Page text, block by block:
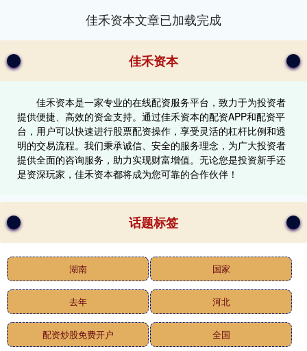
佳禾资本文章已加载完成
佳禾资本
佳禾资本是一家专业的在线配资服务平台，致力于为投资者
提供便捷、高效的资金支持。通过佳禾资本的配资APP和配资平
台，用户可以快速进行股票配资操作，享受灵活的杠杆比例和透
明的交易流程。我们秉承诚信、安全的服务理念，为广大投资者
提供全面的咨询服务，助力实现财富增值。无论您是投资新手还
是资深玩家，佳禾资本都将成为您可靠的合作伙伴！
话题标签
湖南 国家
去年 河北
配资炒股免费开户 全国